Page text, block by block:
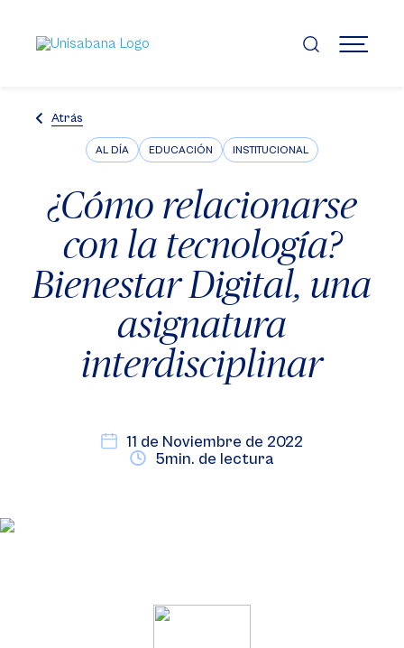
contenido
principal
MENÚ
Atrás
AL DÍA EDUCACIÓN INSTITUCIONAL
¿Cómo relacionarse
con la tecnología?
Bienestar Digital, una
asignatura
interdisciplinar
11 de Noviembre de 2022
5min. de lectura